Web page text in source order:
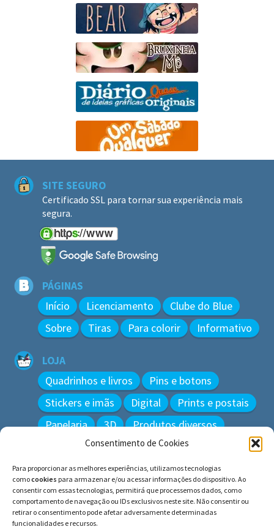
Consentimento de Cookies
Para proporcionar as melhores experiências, utilizamos tecnologias
comocookies para armazenar e/ou acessar informações do dispositivo. Ao
consentir com essas tecnologias, permitirá que processemos dados, como
comportamento de navegação ou IDs exclusivos neste site. Não consentir ou
retirar o consentimento pode afetar adversamente determinadas
funcionalidades e recursos.
SITE SEGURO
Certificado SSL para tornar sua experiência mais
segura.
PÁGINAS
Início Licenciamento
Clube do Blue
Sobre
Tiras Para colorir Informativo
LOJA
Quadrinhos e livros
Pins e botons
Stickers e imãs
Digital
Prints e postais
Papelaria
3D Produtos diversos
Pesquisar
por: